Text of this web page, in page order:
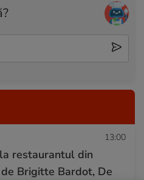
13:00
restaurantul din
Brigitte Bardot, De